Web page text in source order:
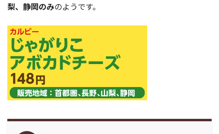
梨、静岡のみのようです。